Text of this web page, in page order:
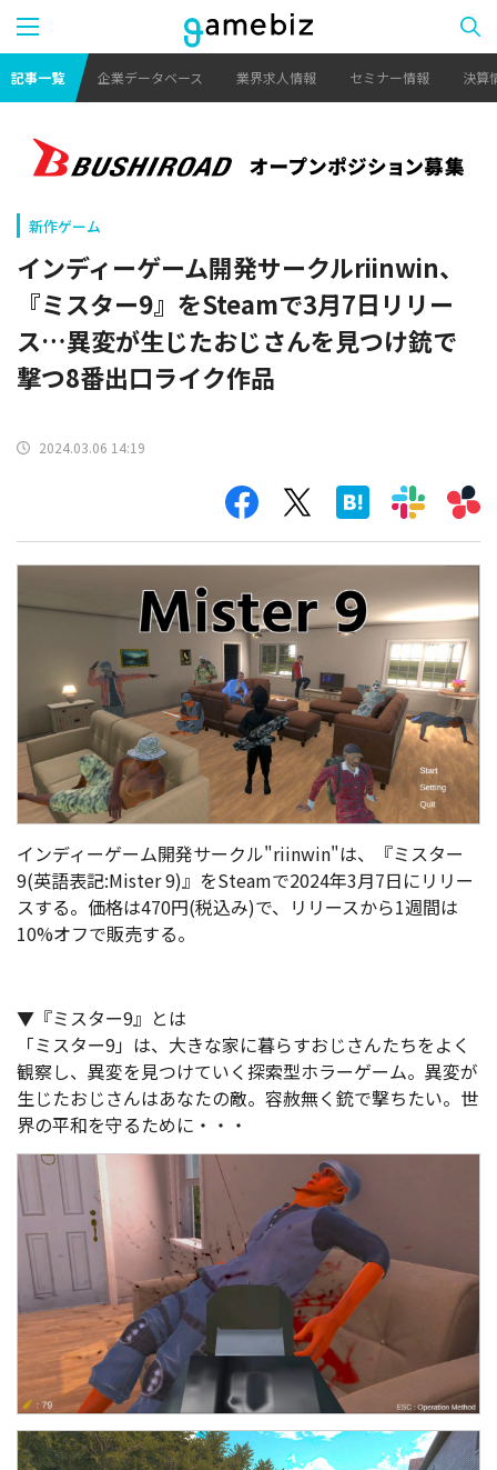
記事一覧 企業データベース 業界求人情報 セミナー情報 決算
新作ゲーム
インディーゲーム開発サークルriinwin、
『ミスター9』をSteamで3月7日リリー
ス…異変が生じたおじさんを見つけ銃で
撃つ8番出口ライク作品
2024.03.06 14:19
インディーゲーム開発サークル"riinwin"は、『ミスター
9(英語表記:Mister 9)』をSteamで2024年3月7日にリリー
スする。価格は470円(税込み)で、リリースから1週間は
10%オフで販売する。
▼『ミスター9』とは
「ミスター9」は、大きな家に暮らすおじさんたちをよく
観察し、異変を見つけていく探索型ホラーゲーム。異変が
生じたおじさんはあなたの敵。容赦無く銃で撃ちたい。世
界の平和を守るために・・・